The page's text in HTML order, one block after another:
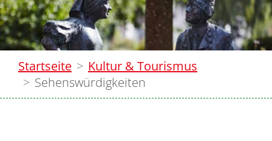
Startseite
Kultur & Tourismus
Sehenswürdigkeiten